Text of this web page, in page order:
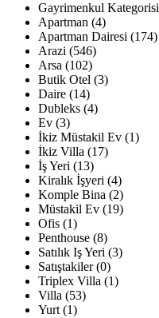
Gayrimenkul Kategorisi
Apartman (4)
Apartman Dairesi (174)
Arazi (546)
Arsa (102)
Butik Otel (3)
Daire (14)
Dubleks (4)
Ev (3)
İkiz Müstakil Ev (1)
İkiz Villa (17)
İş Yeri (13)
Kiralık İşyeri (4)
Komple Bina (2)
Müstakil Ev (19)
Ofis (1)
Penthouse (8)
Satılık Iş Yeri (3)
Satıştakiler (0)
Triplex Villa (1)
Villa (53)
Yurt (1)